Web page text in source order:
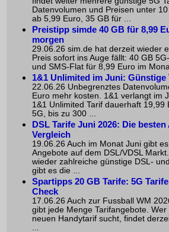
Datenvolumen und Preisen unter
ab 5,99 Euro, 35 GB für ...
Preistipp simde 40 GB für 8,99
morgen
29.06.26 sim.de hat derzeit wieder
Preis sofort ins Auge fällt: 40 GB
und SMS-Flat für 8,99 Euro im
1&1 Unlimited im Juni: Günstige
22.06.26 Unbegrenztes
Euro mehr kosten. 1&1 verlangt im
1&1 Unlimited Tarif dauerhaft
5G, bis zu 300 ...
DSL Tarife Juni 2026: Die
Vergleich
19.06.26 Auch im Monat Juni gibt
Angebote auf dem DSL/VDSL
wieder zahlreiche günstige DSL-
gibt es die ...
Spartipps 20 GB Tarife: 5G
Check
17.06.26 Auch zur Fussball WM
gibt jede Menge Tarifangebote.
neuen Handytarif sucht, findet